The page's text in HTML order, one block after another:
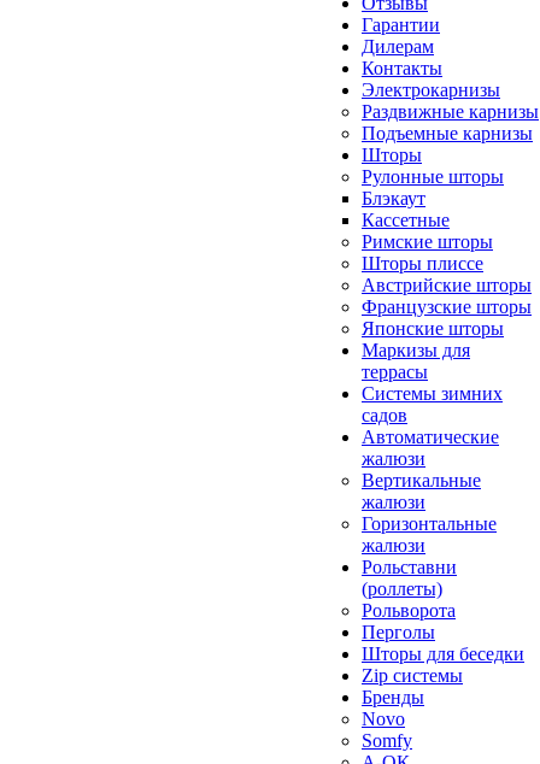
Гарантии
Дилерам
Контакты
Электрокарнизы
Раздвижные карнизы
Подъемные карнизы
Шторы
Рулонные шторы
Блэкаут
Кассетные
Римские шторы
Шторы плиссе
Австрийские шторы
Французские шторы
Японские шторы
Маркизы для
террасы
Системы зимних
садов
Автоматические
жалюзи
Вертикальные
жалюзи
Горизонтальные
жалюзи
Рольставни
(роллеты)
Рольворота
Перголы
Шторы для беседки
Zip системы
Бренды
Novo
Somfy